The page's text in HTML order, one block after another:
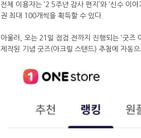
전체 이용자는 ‘2.5주년 감사 편지’와 ‘신수 이
권 최대 100개씩을 획득할 수 있다.
아울러, 오는 21일 점검 전까지 진행되는 ‘굿즈
제작된 기념 굿즈(아크릴 스탠드) 추첨에 자동